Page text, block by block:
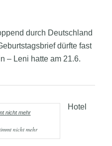
durch Deutschland
dürfte fast
– Leni hatte am 21.6.
nicht mehr
Hotel